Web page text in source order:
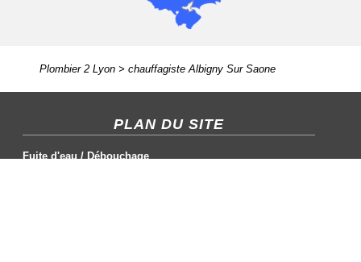
Plombier 2 Lyon> chauffagiste Albigny Sur Saone
PLAN DU SITE
Fuite d'eau/Débouchage